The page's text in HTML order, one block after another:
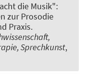
die Musik":
zur Prosodie
Praxis.
Sprechkunst,